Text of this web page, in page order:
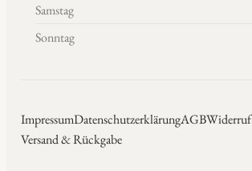
Samstag
Sonntag
ImpressumDatenschutzerklärungAGBWiderruf
Versand & Rückgabe